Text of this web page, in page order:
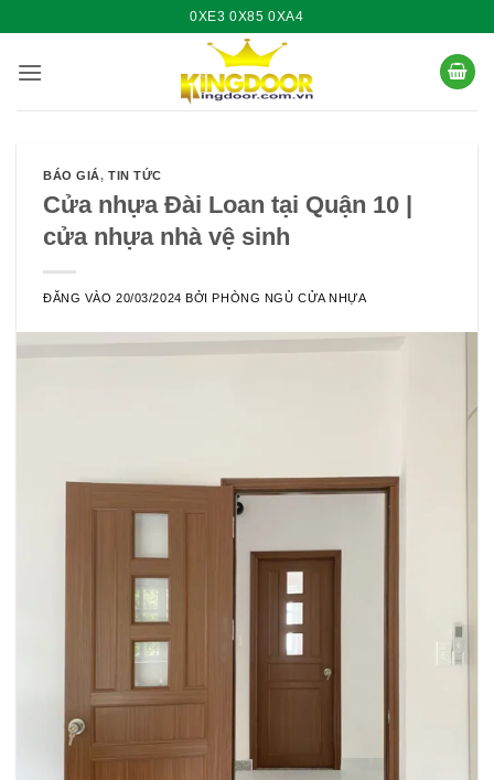
nội
0XE3 0X85 0XA4
BÁO GIÁ,TIN TỨC
Cửa nhựa Đài Loan tại Quận 10 |
cửa nhựa nhà vệ sinh
ĐĂNG VÀO20/03/2024 BỞIPHÒNG NGỦ CỬA NHỰA